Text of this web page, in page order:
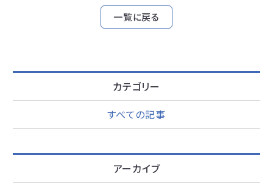
カテゴリー
すべての記事
アーカイブ
一覧に戻る